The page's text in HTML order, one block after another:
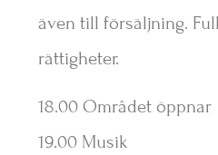
även till försäljning.
rättigheter.
18.00 Området öppnar
19.00 Musik